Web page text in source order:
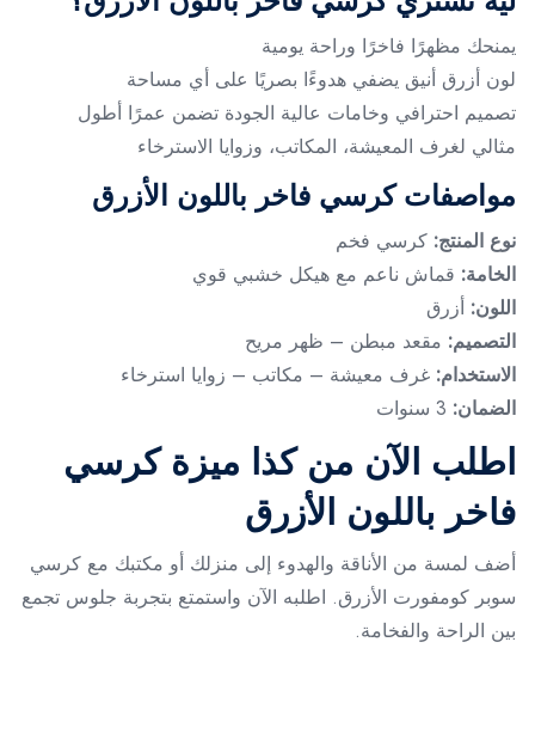
يمنحك مظهرًا فاخرًا وراحة يومية
لون أزرق أنيق يضفي هدوءًا بصريًا على أي مساحة
تصميم احترافي وخامات عالية الجودة تضمن عمرًا أطول
مثالي لغرف المعيشة، المكاتب، وزوايا الاسترخاء
مواصفات كرسي فاخر باللون الأزرق
نوع المنتج: كرسي فخم
الخامة: قماش ناعم مع هيكل خشبي قوي
اللون: أزرق
التصميم: مقعد مبطن – ظهر مريح
الاستخدام: غرف معيشة – مكاتب – زوايا استرخاء
الضمان:
اطلب الآن من كذا ميزة كرسي
فاخر باللون الأزرق
أضف لمسة من الأناقة والهدوء إلى منزلك أو مكتبك مع كرسي
سوبر كومفورت الأزرق. اطلبه الآن واستمتع بتجربة جلوس تجمع
بين الراحة والفخامة.